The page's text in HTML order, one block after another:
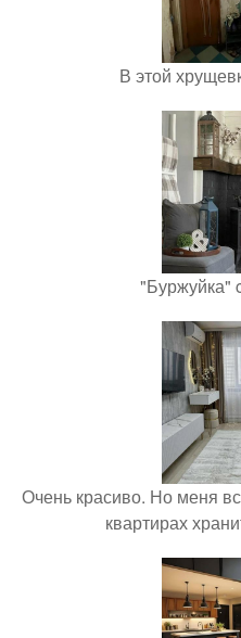
В этой
"Буржуйка"
Очень красиво. Но меня
квартирах